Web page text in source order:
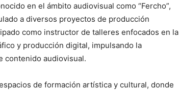
en el ámbito audiovisual como “Fercho”,
a diversos proyectos de producción
como instructor de talleres enfocados en la
y producción digital, impulsando la
contenido audiovisual.
de formación artística y cultural, donde